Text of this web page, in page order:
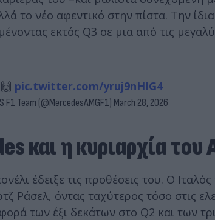
το νέο αφεντικό στην πίστα. Την
εκτός Q3 σε μια από τις
pic.twitter.com/yruj9nHIG4
F1 Team (@MercedesAMGF1) March 28, 2026
και η κυριαρχία του
έδειξε τις προθέσεις του. Ο
Ράσελ, όντας ταχύτερος τόσο στις
των έξι δεκάτων στο Q2 και των